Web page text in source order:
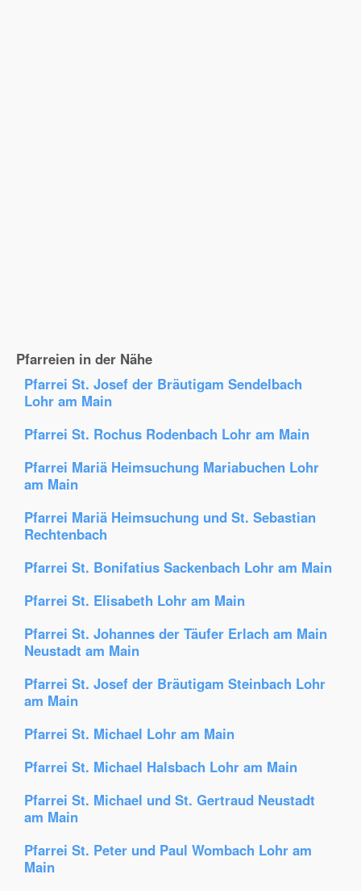
Pfarreien in der Nähe
Pfarrei St. Josef der Bräutigam Sendelbach
Lohr am Main
Pfarrei St. Rochus Rodenbach Lohr am Main
Pfarrei Mariä Heimsuchung Mariabuchen Lohr
am Main
Pfarrei Mariä Heimsuchung und St. Sebastian
Rechtenbach
Pfarrei St. Bonifatius Sackenbach Lohr am Main
Pfarrei St. Elisabeth Lohr am Main
Pfarrei St. Johannes der Täufer Erlach am Main
Neustadt am Main
Pfarrei St. Josef der Bräutigam Steinbach Lohr
am Main
Pfarrei St. Michael Lohr am Main
Pfarrei St. Michael Halsbach Lohr am Main
Pfarrei St. Michael und St. Gertraud Neustadt
am Main
Pfarrei St. Peter und Paul Wombach Lohr am
Main